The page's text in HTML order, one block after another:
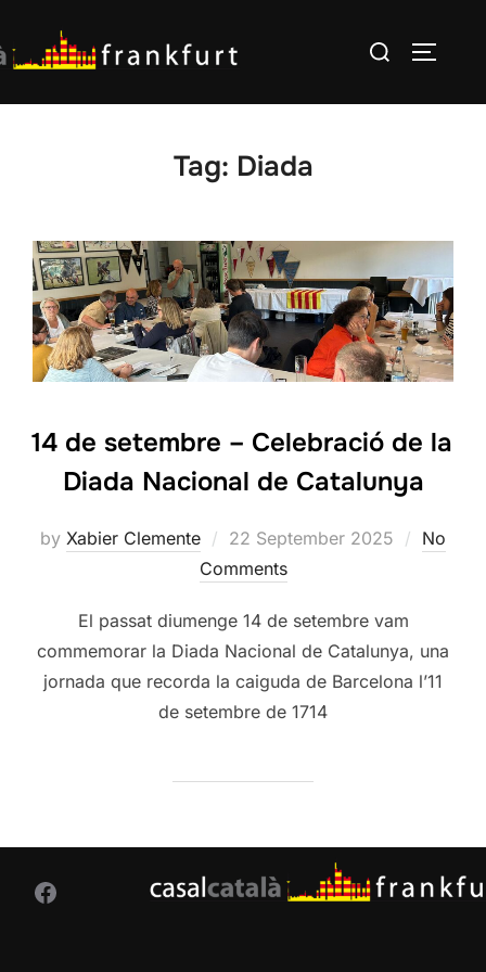
to
content
Search
Tag: Diada
14 de setembre – Celebració de la
Diada Nacional de Catalunya
by Xabier Clemente
Posted
on
22 September 2025
No
Comments
El passat diumenge 14 de setembre vam
commemorar la Diada Nacional de Catalunya, una
jornada que recorda la caiguda de Barcelona l’11
de setembre de 1714
Facebook